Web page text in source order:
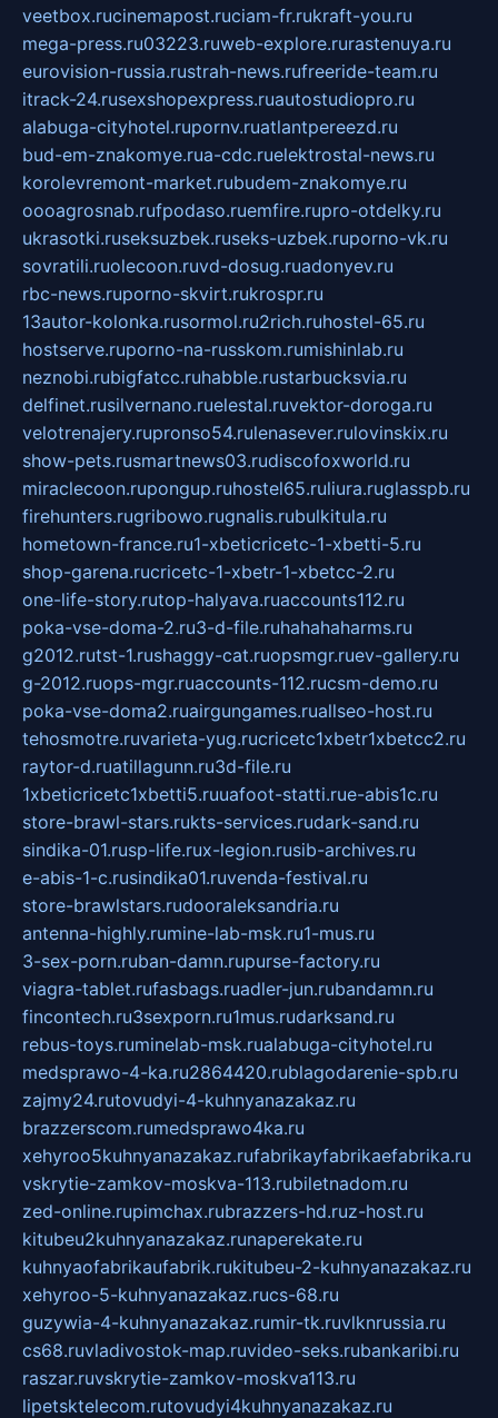
veetbox.rucinemapost.ruciam-fr.rukraft-you.ru
mega-press.ru03223.ruweb-explore.rurastenuya.ru
eurovision-russia.rustrah-news.rufreeride-team.ru
itrack-24.rusexshopexpress.ruautostudiopro.ru
alabuga-cityhotel.rupornv.ruatlantpereezd.ru
bud-em-znakomye.rua-cdc.ruelektrostal-news.ru
korolevremont-market.rubudem-znakomye.ru
oooagrosnab.rufpodaso.ruemfire.rupro-otdelky.ru
ukrasotki.ruseksuzbek.ruseks-uzbek.ruporno-vk.ru
sovratili.ruolecoon.ruvd-dosug.ruadonyev.ru
rbc-news.ruporno-skvirt.rukrospr.ru
13autor-kolonka.rusormol.ru2rich.ruhostel-65.ru
hostserve.ruporno-na-russkom.rumishinlab.ru
neznobi.rubigfatcc.ruhabble.rustarbucksvia.ru
delfinet.rusilvernano.ruelestal.ruvektor-doroga.ru
velotrenajery.rupronso54.rulenasever.rulovinskix.ru
show-pets.rusmartnews03.rudiscofoxworld.ru
miraclecoon.rupongup.ruhostel65.ruliura.ruglasspb.ru
firehunters.rugribowo.rugnalis.rubulkitula.ru
hometown-france.ru1-xbeticricetc-1-xbetti-5.ru
shop-garena.rucricetc-1-xbetr-1-xbetcc-2.ru
one-life-story.rutop-halyava.ruaccounts112.ru
poka-vse-doma-2.ru3-d-file.ruhahahaharms.ru
g2012.rutst-1.rushaggy-cat.ruopsmgr.ruev-gallery.ru
g-2012.ruops-mgr.ruaccounts-112.rucsm-demo.ru
poka-vse-doma2.ruairgungames.ruallseo-host.ru
tehosmotre.ruvarieta-yug.rucricetc1xbetr1xbetcc2.ru
raytor-d.ruatillagunn.ru3d-file.ru
1xbeticricetc1xbetti5.ruuafoot-statti.rue-abis1c.ru
store-brawl-stars.rukts-services.rudark-sand.ru
sindika-01.rusp-life.rux-legion.rusib-archives.ru
e-abis-1-c.rusindika01.ruvenda-festival.ru
store-brawlstars.rudooraleksandria.ru
antenna-highly.rumine-lab-msk.ru1-mus.ru
3-sex-porn.ruban-damn.rupurse-factory.ru
viagra-tablet.rufasbags.ruadler-jun.rubandamn.ru
fincontech.ru3sexporn.ru1mus.rudarksand.ru
rebus-toys.ruminelab-msk.rualabuga-cityhotel.ru
medsprawo-4-ka.ru2864420.rublagodarenie-spb.ru
zajmy24.rutovudyi-4-kuhnyanazakaz.ru
brazzerscom.rumedsprawo4ka.ru
xehyroo5kuhnyanazakaz.rufabrikayfabrikaefabrika.ru
vskrytie-zamkov-moskva-113.rubiletnadom.ru
zed-online.rupimchax.rubrazzers-hd.ruz-host.ru
kitubeu2kuhnyanazakaz.runaperekate.ru
kuhnyaofabrikaufabrik.rukitubeu-2-kuhnyanazakaz.ru
xehyroo-5-kuhnyanazakaz.rucs-68.ru
guzywia-4-kuhnyanazakaz.rumir-tk.ruvlknrussia.ru
cs68.ruvladivostok-map.ruvideo-seks.rubankaribi.ru
raszar.ruvskrytie-zamkov-moskva113.ru
lipetsktelecom.rutovudyi4kuhnyanazakaz.ru